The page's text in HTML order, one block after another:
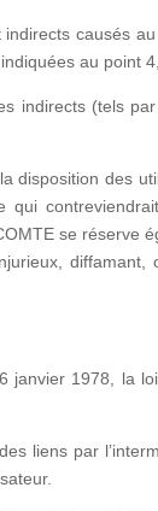
causés
au point
(tels
disposition des
se réserve
1978, la
liens par